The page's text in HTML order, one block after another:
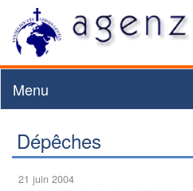
Menu
Dépêches
21 juin 2004